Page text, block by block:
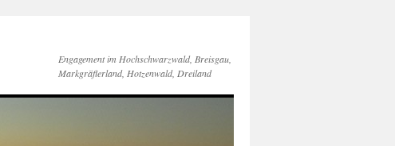
Engagement im Hochschwarzwald, Breisgau,
Markgräflerland, Hotzenwald, Dreiland